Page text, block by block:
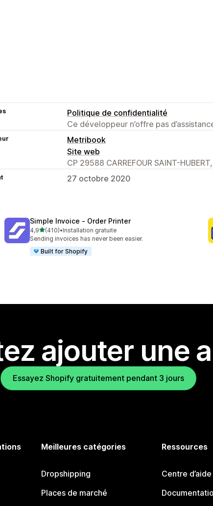
Politique de confidentialité
Ce développeur n’offre pas
Metribook
Site web
CP 29588 CARREFOUR SAINT-
27 octobre 2020
Simple Invoice ‑ Order Printer
4,9étoile(s) sur 5
(410)
410 avis au total
•Installation gratuite
Sending invoices has never been easier.
Built for Shopify
ajouter une
Essayez Shopify gratuitement pendant 3 jours
Meilleures catégories
Dropshipping
Places de marché
Ressources
Centre